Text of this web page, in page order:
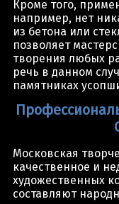
Кроме того,
например, нет
из бетона или
позволяет
творения любых
речь в данном
памятниках
Московская
качественное и
художественных
составляют